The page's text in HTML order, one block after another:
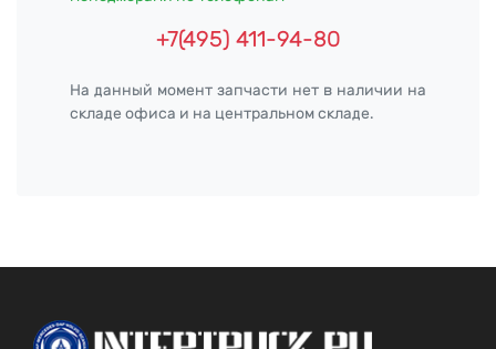
+7(495) 411-94-80
На данный момент запчасти нет в наличии на
складе офиса и на центральном складе.